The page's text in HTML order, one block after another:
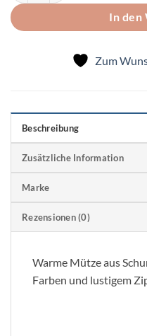
In den
Zum
Beschreibung
Zusätzliche Information
Marke
Rezensionen (0)
Warme Mütze aus
Farben und lustigem